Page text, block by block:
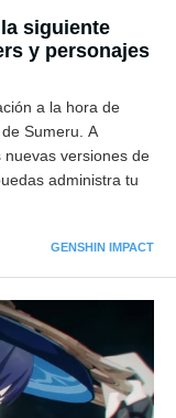
siguiente
y personajes
a la hora de
Sumeru. A
versiones de
administra tu
GENSHIN IMPACT